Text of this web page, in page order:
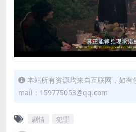
本站所有资源均来自互联网，如有
mail：159775053@qq.com
剧情 犯罪